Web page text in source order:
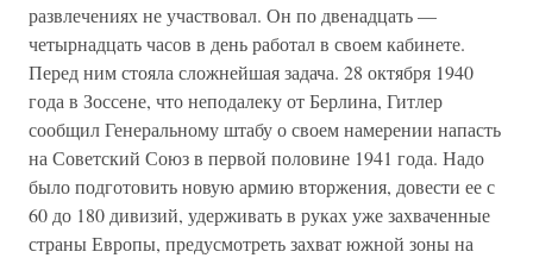
развлечениях не участвовал. Он по двенадцать —
четырнадцать часов в день работал в своем кабинете.
Перед ним стояла сложнейшая задача. 28 октября 1940
года в Зоссене, что неподалеку от Берлина, Гитлер
сообщил Генеральному штабу о своем намерении напасть
на Советский Союз в первой половине 1941 года. Надо
было подготовить новую армию вторжения, довести ее с
60 до 180 дивизий, удерживать в руках уже захваченные
страны Европы, предусмотреть захват южной зоны на